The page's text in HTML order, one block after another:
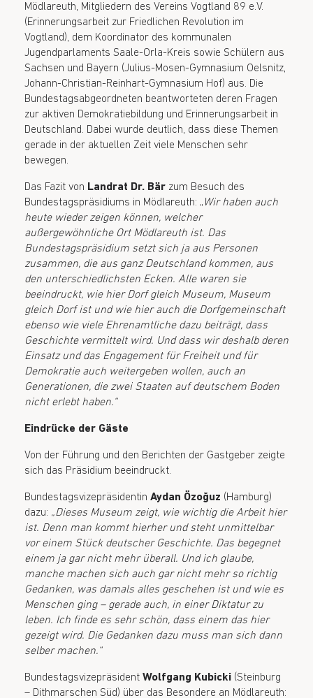
Mödlareuth, Mitgliedern des Vereins Vogtland 89 e.V.
(Erinnerungsarbeit zur Friedlichen Revolution im
Vogtland), dem Koordinator des kommunalen
Jugendparlaments Saale-Orla-Kreis sowie Schülern aus
Sachsen und Bayern (Julius-Mosen-Gymnasium Oelsnitz,
Johann-Christian-Reinhart-Gymnasium Hof) aus. Die
Bundestagsabgeordneten beantworteten deren Fragen
zur aktiven Demokratiebildung und Erinnerungsarbeit in
Deutschland. Dabei wurde deutlich, dass diese Themen
gerade in der aktuellen Zeit viele Menschen sehr
bewegen.
Das Fazit von Landrat Dr. Bär zum Besuch des
Bundestagspräsidiums in Mödlareuth: „ Wir haben auch
heute wieder zeigen können, welcher
außergewöhnliche Ort Mödlareuth ist. Das
Bundestagspräsidium setzt sich ja aus Personen
zusammen, die aus ganz Deutschland kommen, aus
den unterschiedlichsten Ecken. Alle waren sie
beeindruckt, wie hier Dorf gleich Museum, Museum
gleich Dorf ist und wie hier auch die Dorfgemeinschaft
ebenso wie viele Ehrenamtliche dazu beiträgt, dass
Geschichte vermittelt wird. Und dass wir deshalb deren
Einsatz und das Engagement für Freiheit und für
Demokratie auch weitergeben wollen, auch an
Generationen, die zwei Staaten auf deutschem Boden
nicht erlebt haben.“
Eindrücke der Gäste
Von der Führung und den Berichten der Gastgeber zeigte
sich das Präsidium beeindruckt.
Bundestagsvizepräsidentin Aydan Özoğuz (Hamburg)
dazu: „Dieses Museum zeigt, wie wichtig die Arbeit hier
ist. Denn man kommt hierher und steht unmittelbar
vor einem Stück deutscher Geschichte. Das begegnet
einem ja gar nicht mehr überall. Und ich glaube,
manche machen sich auch gar nicht mehr so richtig
Gedanken, was damals alles geschehen ist und wie es
Menschen ging – gerade auch, in einer Diktatur zu
leben. Ich finde es sehr schön, dass einem das hier
gezeigt wird. Die Gedanken dazu muss man sich dann
selber machen.“
Bundestagsvizepräsident Wolfgang Kubicki (Steinburg
– Dithmarschen Süd) über das Besondere an Mödlareuth: